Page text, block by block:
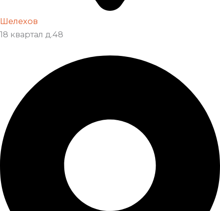
Шелехов
18 квартал д.48